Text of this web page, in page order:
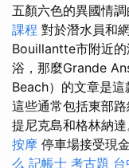
五顏六色的異國情
課程 對於潛水員和
Bouillantte市附近的
浴，那麼Grande
Beach）的文章是這
這些通常包括東部
提尼克島和格林納達
按摩 停車場接受現
么 記帳士 考古題